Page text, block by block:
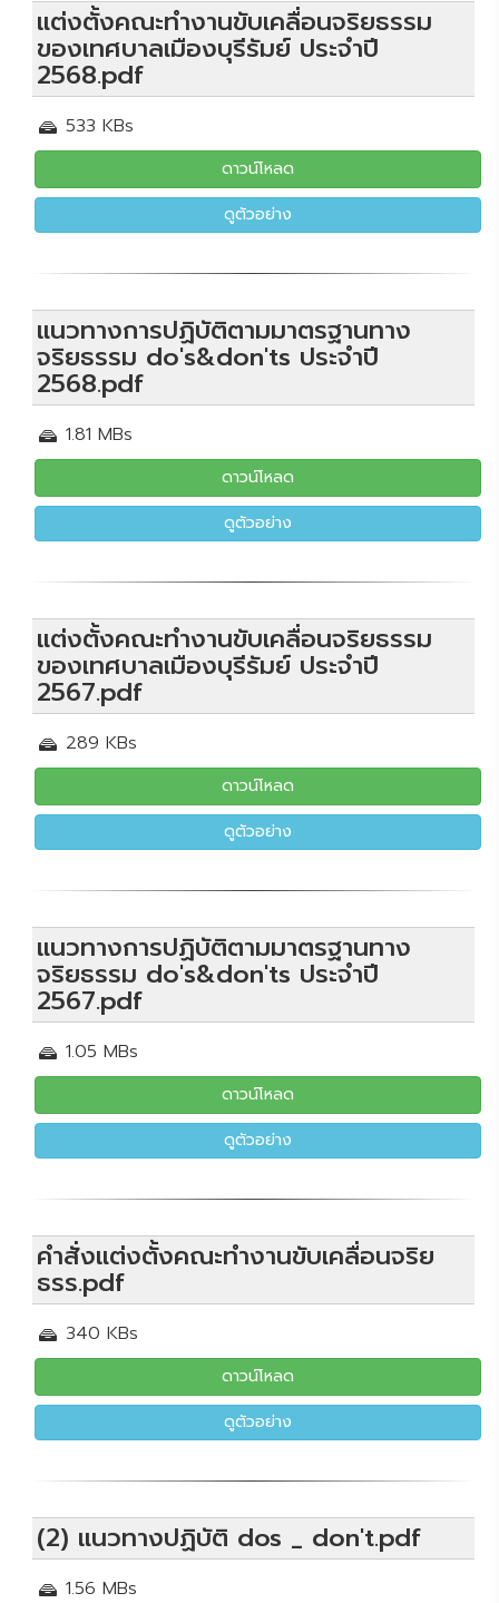
แต่งตั้งคณะทำงานขับเคลื่อนจริยธรรม
ของเทศบาลเมืองบุรีรัมย์ ประจำปี
2568.pdf
533 KBs
ดาวน์โหลด
ดูตัวอย่าง
แนวทางการปฏิบัติตามมาตรฐานทาง
จริยธรรม do's&don'ts ประจำปี
2568.pdf
1.81 MBs
ดาวน์โหลด
ดูตัวอย่าง
แต่งตั้งคณะทำงานขับเคลื่อนจริยธรรม
ของเทศบาลเมืองบุรีรัมย์ ประจำปี
2567.pdf
289 KBs
ดาวน์โหลด
ดูตัวอย่าง
แนวทางการปฏิบัติตามมาตรฐานทาง
จริยธรรม do's&don'ts ประจำปี
2567.pdf
1.05 MBs
ดาวน์โหลด
ดูตัวอย่าง
คำสั่งแต่งตั้งคณะทำงานขับเคลื่อนจริย
ธรร.pdf
340 KBs
ดาวน์โหลด
ดูตัวอย่าง
(2) แนวทางปฏิบัติ dos _ don't.pdf
1.56 MBs